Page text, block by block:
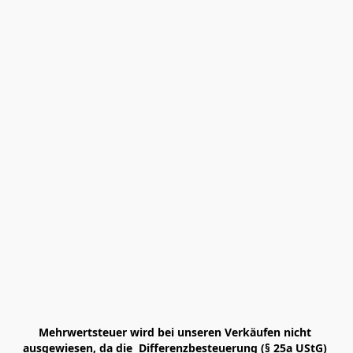
Mehrwertsteuer wird bei unseren Verkäufen nicht
ausgewiesen, da die  Differenzbesteuerung (§ 25a UStG)